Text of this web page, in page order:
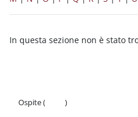
In questa sezione non è stato
Ospite (
)